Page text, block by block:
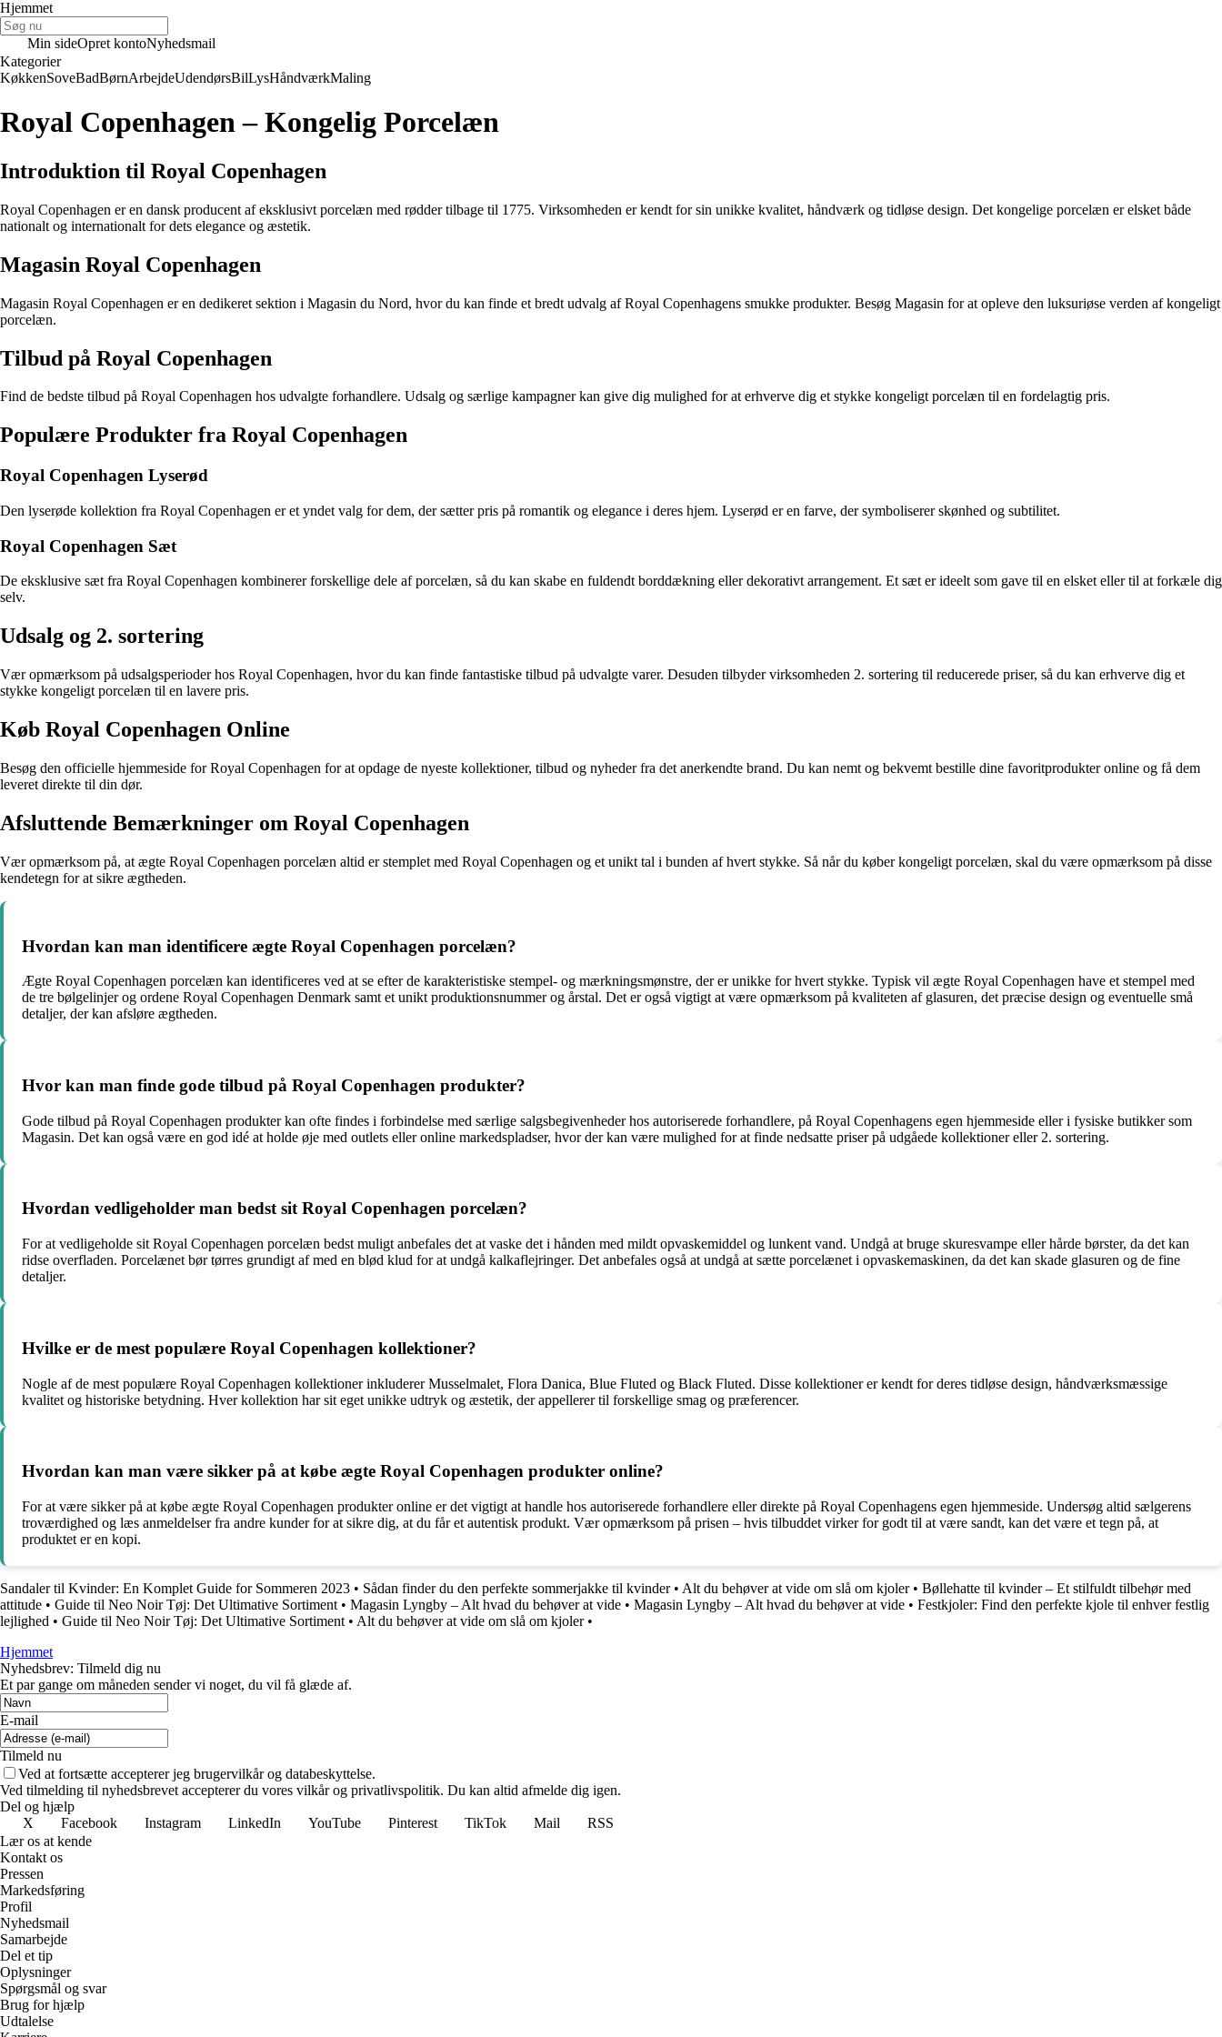
Hjemmet
Min sideOpret kontoNyhedsmail
Kategorier
KøkkenSoveBadBørnArbejdeUdendørsBilLysHåndværkMaling
Royal Copenhagen – Kongelig Porcelæn
Introduktion til Royal Copenhagen
Royal Copenhagen er en dansk producent af eksklusivt porcelæn med rødder tilbage til 1775. Virksomheden er kendt for sin unikke kvalitet, håndværk og tidløse design. Det kongelige porcelæn er elsket både
nationalt og internationalt for dets elegance og æstetik.
Magasin Royal Copenhagen
Magasin Royal Copenhagen er en dedikeret sektion i Magasin du Nord, hvor du kan finde et bredt udvalg af Royal Copenhagens smukke produkter. Besøg Magasin for at opleve den luksuriøse verden af kongeligt
porcelæn.
Tilbud på Royal Copenhagen
Find de bedste tilbud på Royal Copenhagen hos udvalgte forhandlere. Udsalg og særlige kampagner kan give dig mulighed for at erhverve dig et stykke kongeligt porcelæn til en fordelagtig pris.
Populære Produkter fra Royal Copenhagen
Royal Copenhagen Lyserød
Den lyserøde kollektion fra Royal Copenhagen er et yndet valg for dem, der sætter pris på romantik og elegance i deres hjem. Lyserød er en farve, der symboliserer skønhed og subtilitet.
Royal Copenhagen Sæt
De eksklusive sæt fra Royal Copenhagen kombinerer forskellige dele af porcelæn, så du kan skabe en fuldendt borddækning eller dekorativt arrangement. Et sæt er ideelt som gave til en elsket eller til at forkæle dig
selv.
Udsalg og 2. sortering
Vær opmærksom på udsalgsperioder hos Royal Copenhagen, hvor du kan finde fantastiske tilbud på udvalgte varer. Desuden tilbyder virksomheden 2. sortering til reducerede priser, så du kan erhverve dig et
stykke kongeligt porcelæn til en lavere pris.
Køb Royal Copenhagen Online
Besøg den officielle hjemmeside for Royal Copenhagen for at opdage de nyeste kollektioner, tilbud og nyheder fra det anerkendte brand. Du kan nemt og bekvemt bestille dine favoritprodukter online og få dem
leveret direkte til din dør.
Afsluttende Bemærkninger om Royal Copenhagen
Vær opmærksom på, at ægte Royal Copenhagen porcelæn altid er stemplet med Royal Copenhagen og et unikt tal i bunden af hvert stykke. Så når du køber kongeligt porcelæn, skal du være opmærksom på disse
kendetegn for at sikre ægtheden.
Hvordan kan man identificere ægte Royal Copenhagen porcelæn?
Ægte Royal Copenhagen porcelæn kan identificeres ved at se efter de karakteristiske stempel- og mærkningsmønstre, der er unikke for hvert stykke. Typisk vil ægte Royal Copenhagen have et stempel med
de tre bølgelinjer og ordene Royal Copenhagen Denmark samt et unikt produktionsnummer og årstal. Det er også vigtigt at være opmærksom på kvaliteten af glasuren, det præcise design og eventuelle små
detaljer, der kan afsløre ægtheden.
Hvor kan man finde gode tilbud på Royal Copenhagen produkter?
Gode tilbud på Royal Copenhagen produkter kan ofte findes i forbindelse med særlige salgsbegivenheder hos autoriserede forhandlere, på Royal Copenhagens egen hjemmeside eller i fysiske butikker som
Magasin. Det kan også være en god idé at holde øje med outlets eller online markedspladser, hvor der kan være mulighed for at finde nedsatte priser på udgåede kollektioner eller 2. sortering.
Hvordan vedligeholder man bedst sit Royal Copenhagen porcelæn?
For at vedligeholde sit Royal Copenhagen porcelæn bedst muligt anbefales det at vaske det i hånden med mildt opvaskemiddel og lunkent vand. Undgå at bruge skuresvampe eller hårde børster, da det kan
ridse overfladen. Porcelænet bør tørres grundigt af med en blød klud for at undgå kalkaflejringer. Det anbefales også at undgå at sætte porcelænet i opvaskemaskinen, da det kan skade glasuren og de fine
detaljer.
Hvilke er de mest populære Royal Copenhagen kollektioner?
Nogle af de mest populære Royal Copenhagen kollektioner inkluderer Musselmalet, Flora Danica, Blue Fluted og Black Fluted. Disse kollektioner er kendt for deres tidløse design, håndværksmæssige
kvalitet og historiske betydning. Hver kollektion har sit eget unikke udtryk og æstetik, der appellerer til forskellige smag og præferencer.
Hvordan kan man være sikker på at købe ægte Royal Copenhagen produkter online?
For at være sikker på at købe ægte Royal Copenhagen produkter online er det vigtigt at handle hos autoriserede forhandlere eller direkte på Royal Copenhagens egen hjemmeside. Undersøg altid sælgerens
troværdighed og læs anmeldelser fra andre kunder for at sikre dig, at du får et autentisk produkt. Vær opmærksom på prisen – hvis tilbuddet virker for godt til at være sandt, kan det være et tegn på, at
produktet er en kopi.
Sandaler til Kvinder: En Komplet Guide for Sommeren 2023 • Sådan finder du den perfekte sommerjakke til kvinder• Alt du behøver at vide om slå om kjoler• Bøllehatte til kvinder – Et stilfuldt tilbehør med
attitude • Guide til Neo Noir Tøj: Det Ultimative Sortiment • Magasin Lyngby – Alt hvad du behøver at vide • Magasin Lyngby – Alt hvad du behøver at vide • Festkjoler: Find den perfekte kjole til enhver festlig
lejlighed • Guide til Neo Noir Tøj: Det Ultimative Sortiment • Alt du behøver at vide om slå om kjoler•
Hjemmet
Nyhedsbrev: Tilmeld dig nu
Et par gange om måneden sender vi noget, du vil få glæde af.
E-mail
Tilmeld nu
Ved at fortsætte accepterer jeg brugervilkår og databeskyttelse.
Ved tilmelding til nyhedsbrevet accepterer du vores vilkår og privatlivspolitik. Du kan altid afmelde dig igen.
Del og hjælp
X
Facebook Instagram LinkedIn YouTube Pinterest TikTok Mail
RSS
Lær os at kende
Kontakt os
Pressen
Markedsføring
Profil
Nyhedsmail
Samarbejde
Del et tip
Oplysninger
Spørgsmål og svar
Brug for hjælp
Udtalelse